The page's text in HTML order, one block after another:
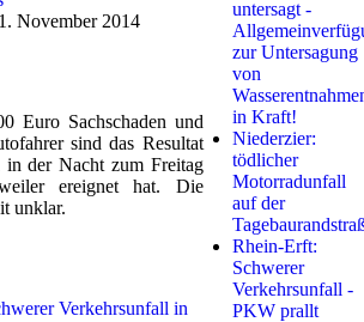
November 2014
Euro Sachschaden und
sind das Resultat
in der Nacht zum Freitag
ereignet hat. Die
unklar.
Verkehrsunfall in
untersagt -
zur Untersagung
von
in Kraft!
Niederzier:
tödlicher
Motorradunfall
auf der
Rhein-Erft:
Schwerer
Verkehrsunfall -
PKW prallt